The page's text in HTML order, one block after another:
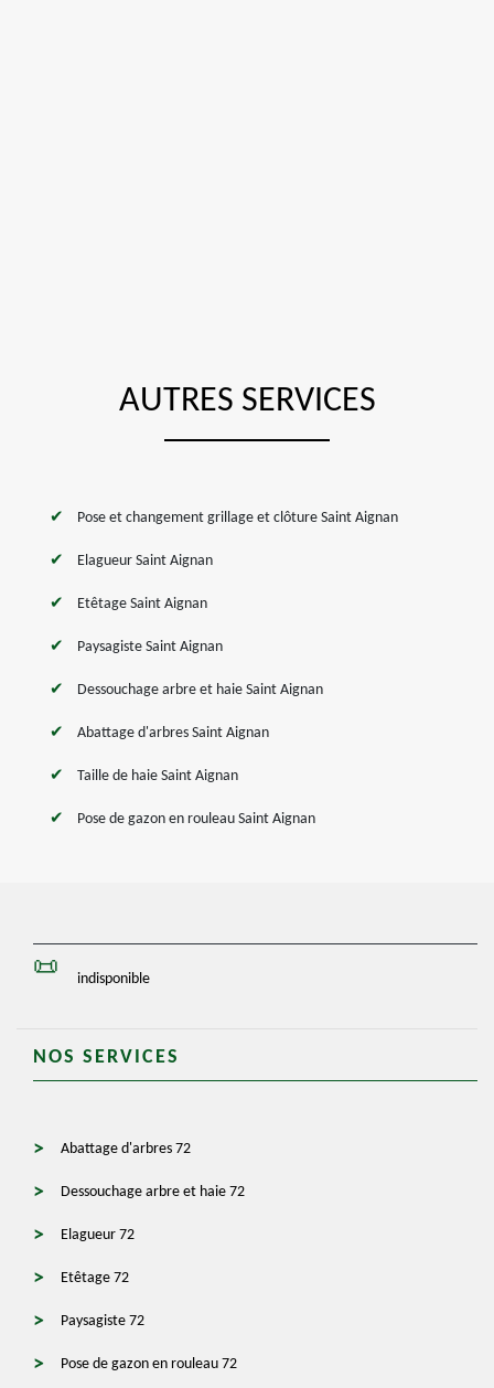
AUTRES SERVICES
Pose et changement grillage et clôture Saint Aignan
Elagueur Saint Aignan
Etêtage Saint Aignan
Paysagiste Saint Aignan
Dessouchage arbre et haie Saint Aignan
Abattage d'arbres Saint Aignan
Taille de haie Saint Aignan
Pose de gazon en rouleau Saint Aignan
indisponible
NOS SERVICES
Abattage d'arbres 72
Dessouchage arbre et haie 72
Elagueur 72
Etêtage 72
Paysagiste 72
Pose de gazon en rouleau 72